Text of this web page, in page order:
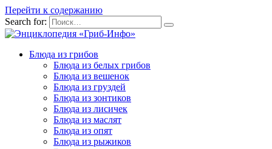
Перейти к содержанию
Search for:
Блюда из грибов
Блюда из белых грибов
Блюда из вешенок
Блюда из груздей
Блюда из зонтиков
Блюда из лисичек
Блюда из маслят
Блюда из опят
Блюда из рыжиков